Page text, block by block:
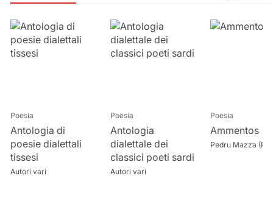
Poesia
Antologia di
poesie dialettali
tissesi
Autori vari
Poesia
Antologia
dialettale dei
classici poeti sardi
Autori vari
Poesia
Ammentos
Pedru Mazza